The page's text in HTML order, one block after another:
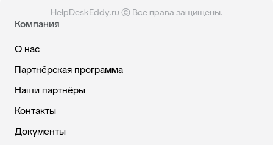
HelpDeskEddy.ru © Все права защищены.
Компания
О нас
Партнёрская программа
Наши партнёры
Контакты
Документы